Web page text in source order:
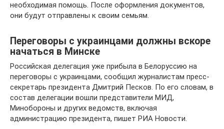
необходимая помощь. После оформления документов,
они будут отправлены к своим семьям.
Переговоры с украинцами должны вскоре
начаться в Минске
Российская делегация уже прибыла в Белоруссию на
переговоры с украинцами, сообщил журналистам пресс-
секретарь президента Дмитрий Песков. По его словам, в
состав делегации вошли представители МИД,
Минобороны и других ведомств, включая
администрацию президента, пишет РИА Новости.